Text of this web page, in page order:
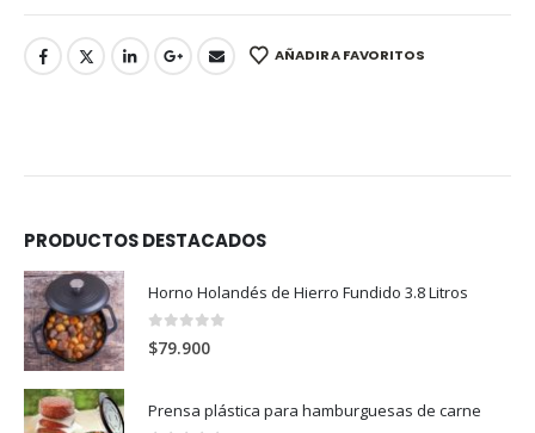
AÑADIR A FAVORITOS
PRODUCTOS DESTACADOS
Horno Holandés de Hierro Fundido 3.8 Litros
0out of 5
$79.900
Prensa plástica para hamburguesas de carne